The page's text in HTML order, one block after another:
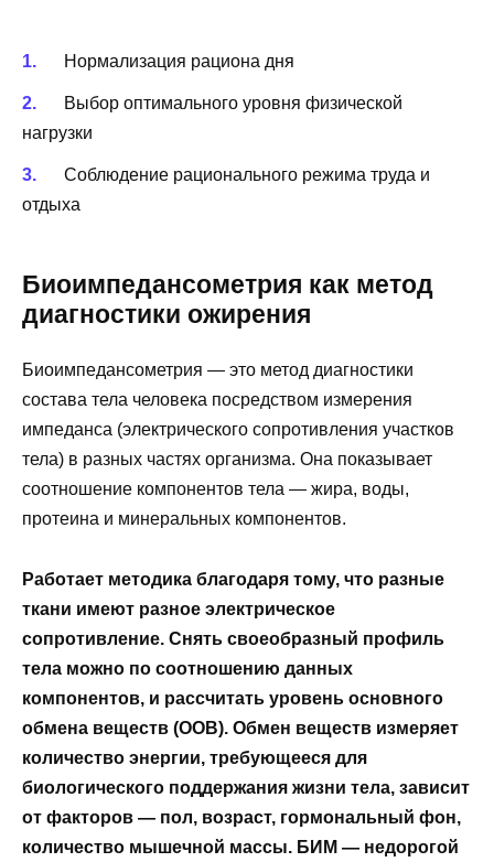
Нормализация рациона дня
Выбор оптимального уровня физической
нагрузки
Соблюдение рационального режима труда и
отдыха
Биоимпедансометрия как метод
диагностики ожирения
Биоимпедансометрия — это метод диагностики
состава тела человека посредством измерения
импеданса (электрического сопротивления участков
тела) в разных частях организма. Она показывает
соотношение компонентов тела — жира, воды,
протеина и минеральных компонентов.
Работает методика благодаря тому, что разные
ткани имеют разное электрическое
сопротивление. Снять своеобразный профиль
тела можно по соотношению данных
компонентов, и рассчитать уровень основного
обмена веществ (ООВ). Обмен веществ измеряет
количество энергии, требующееся для
биологического поддержания жизни тела, зависит
от факторов — пол, возраст, гормональный фон,
количество мышечной массы. БИМ — недорогой